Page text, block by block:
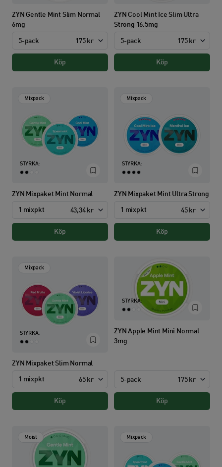
ZYN Gentle Mint Slim Normal
6mg
5-pack 175 kr
Köp
ZYN Cool Mint Ice Slim Ultra
Strong 16.5mg
5-pack 175 kr
Köp
STYRKA:
ZYN Mixpaket Mint Normal
Mixpack
1 mixpkt 43,34 kr
Köp
STYRKA:
ZYN Mixpaket Mint Ultra Strong
Mixpack
1 mixpkt 45 kr
Köp
STYRKA:
ZYN Mixpaket Slim Normal
Mixpack
1 mixpkt 65 kr
Köp
STYRKA:
ZYN Apple Mint Mini Normal
3mg
5-pack 175 kr
Köp
Moist Mixpack